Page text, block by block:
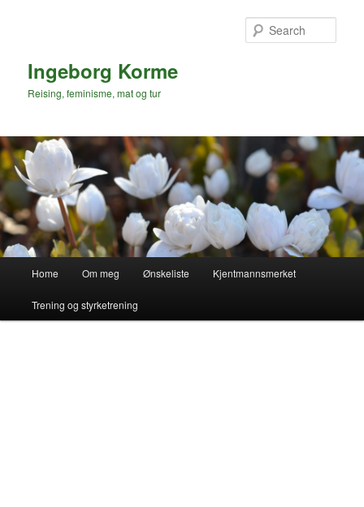
Ingeborg Korme
Reising, feminisme, mat og tur
Home Om meg Ønskeliste Kjentmannsmerket
Trening og styrketrening